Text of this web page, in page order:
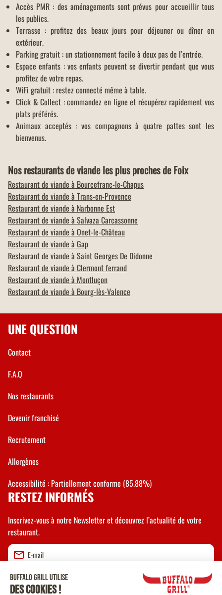
Accès PMR : des aménagements sont prévus pour accueillir tous
les publics.
Terrasse : profitez des beaux jours pour déjeuner ou dîner en
extérieur.
Parking gratuit : un stationnement facile à deux pas de l’entrée.
Espace enfants : vos enfants peuvent se divertir pendant que vous
profitez de votre repas.
WiFi gratuit : restez connecté même à table.
Click & Collect : commandez en ligne et récupérez rapidement vos
plats préférés.
Animaux acceptés : vos compagnons à quatre pattes sont les
bienvenus.
Nos restaurants de viande les plus proches de Foix
Restaurant de viande à Bourcefranc-le-Chapus
Restaurant de viande à Trans-en-Provence
Restaurant de viande à Narbonne Est
Restaurant de viande à Salvaza Carcassonne
Restaurant de viande à Onet-le-Château
Restaurant de viande à Gap
Restaurant de viande à Saint Georges De Didonne
Restaurant de viande à Clermont ferrand
Restaurant de viande à Montluçon
Restaurant de viande à Bourg-lès-Valence
UNE QUESTION
Contact
F.A.Q
Nos restaurants
Devenir franchisé
Recrutement
Allergènes
Accessibilité : Partiellement conforme (85.88%)
RESTEZ INFORMÉS
Inscrivez-vous à notre Newsletter et découvrez l’actualité de votre
restaurant.
Valider